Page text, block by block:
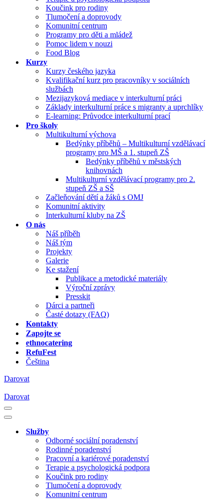
Koučink pro rodiny
Tlumočení a doprovody
Komunitní centrum
Programy pro děti a mládež
Pomoc lidem v nouzi
Food Blog
Kurzy
Kurzy českého jazyka
Kvalifikační kurz pro pracovníky v sociálních
službách
Mezijazyková mediace v interkulturní práci
Základy interkulturní práce s migranty a uprchlíky
E-learning: Průvodce interkulturní prací
Pro školy
Multikulturní výchova
Bedýnky příběhů – Multikulturní vzdělávací
programy pro MŠ a 1. stupeň ZŠ
Bedýnky příběhů v městských
knihovnách
Multikulturní vzdělávací programy pro 2.
stupeň ZŠ a SŠ
Začleňování dětí a žáků s OMJ
Komunitní aktivity
Interkulturní kluby na ZŠ
O nás
Náš příběh
Náš tým
Projekty
Galerie
Ke stažení
Publikace a metodické materiály
Výroční zprávy
Presskit
Dárci a partneři
Časté dotazy (FAQ)
Kontakty
Zapojte se
ethnocatering
RefuFest
Čeština
Darovat
Darovat
Navigační
menu
Navigační
Služby
Odborné sociální poradenství
Rodinné poradenství
Pracovní a kariérové poradenství
Terapie a psychologická podpora
Koučink pro rodiny
Tlumočení a doprovody
Komunitní centrum